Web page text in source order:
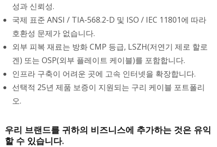
성과 신뢰성.
국제 표준 ANSI / TIA-568.2-D 및 ISO / IEC 11801에 따라
호환성 문제가 없습니다.
외부 피복 재료는 방화 CMP 등급, LSZH(저연기 제로 할로
겐) 또는 OSP(외부 플레이트 케이블)를 포함합니다.
인프라 구축이 어려운 곳에 고속 인터넷을 확장합니다.
선택적 25년 제품 보증이 지원되는 구리 케이블 포트폴리
오.
우리 브랜드를 귀하의 비즈니스에 추가하는 것은 유익
할 수 있습니다.